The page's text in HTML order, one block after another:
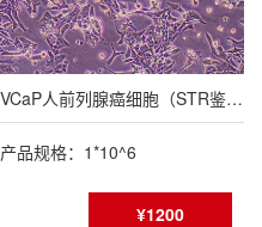
VCaP人前列腺癌细胞（STR鉴定报告）
产品规格：1*10^6
¥1200